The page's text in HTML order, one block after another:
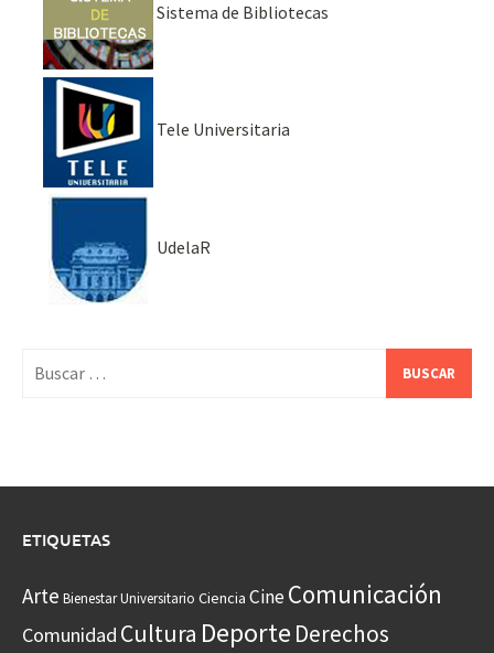
Sistema de Bibliotecas
Tele Universitaria
UdelaR
ETIQUETAS
Arte Bienestar Universitario Ciencia CineComunicación
Comunidad Cultura Deporte Derechos